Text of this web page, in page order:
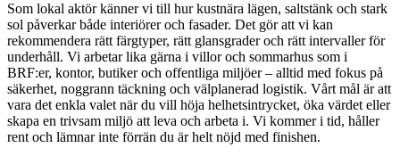
Som lokal aktör känner vi till hur kustnära lägen, saltstänk och stark
sol påverkar både interiörer och fasader. Det gör att vi kan
rekommendera rätt färgtyper, rätt glansgrader och rätt intervaller för
underhåll. Vi arbetar lika gärna i villor och sommarhus som i
BRF:er, kontor, butiker och offentliga miljöer – alltid med fokus på
säkerhet, noggrann täckning och välplanerad logistik. Vårt mål är att
vara det enkla valet när du vill höja helhetsintrycket, öka värdet eller
skapa en trivsam miljö att leva och arbeta i. Vi kommer i tid, håller
rent och lämnar inte förrän du är helt nöjd med finishen.